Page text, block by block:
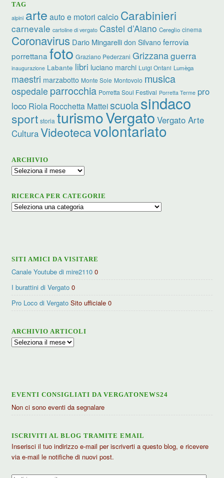
TAG
alpini arte auto e motori calcio Carabinieri
carnevale cartoline di vergato Castel d’Aiano Cereglio cinema
Coronavirus Dario Mingarelli don Silvano ferrovia
porrettana foto Graziano Pederzani Grizzanaguerra
inaugurazione Labante libri luciano marchi Luigi Ontani Lumèga
maestri marzabotto Monte Sole Montovolo musica
ospedale parrocchia Porretta Soul Festival Porretta Terme pro
loco Riola Rocchetta Matteiscuolasindaco
sport storia turismoVergato Vergato Arte
CulturaVideotecavolontariato
ARCHIVIO
Archivio
RICERCA PER CATEGORIE
Ricerca
SITI AMICI DA VISITARE
Canale Youtube di mire2110 0
I burattini di Vergato 0
Pro Loco di Vergato Sito ufficiale 0
ARCHIVIO ARTICOLI
Archivio
EVENTI CONSIGLIATI DA VERGATONEWS24
Non ci sono eventi da segnalare
ISCRIVITI AL BLOG TRAMITE EMAIL
Inserisci il tuo indirizzo e-mail per iscriverti a questo blog, e ricevere
via e-mail le notifiche di nuovi post.